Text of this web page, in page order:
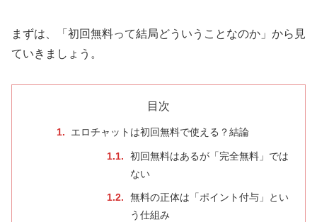
まずは、「初回無料って結局どういうことなのか」から見
ていきましょう。
目次
エロチャットは初回無料で使える？結論
初回無料はあるが「完全無料」では
ない
無料の正体は「ポイント付与」とい
う仕組み